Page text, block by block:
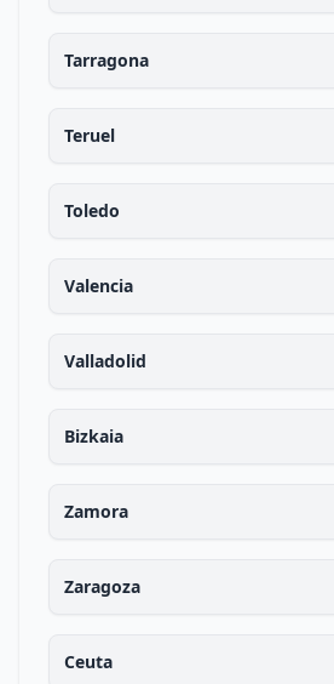
Tarragona
Teruel
Toledo
Valencia
Valladolid
Bizkaia
Zamora
Zaragoza
Ceuta